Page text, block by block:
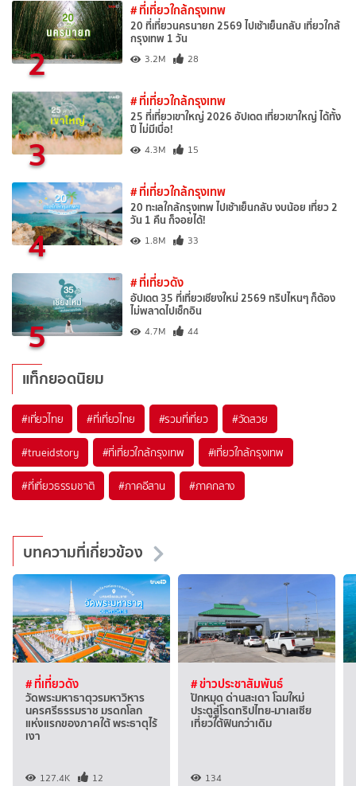
2
# ที่เที่ยวใกล้กรุงเทพ
20 ที่เที่ยวนครนายก 2569 ไปเช้าเย็นกลับ เที่ยวใกล้
กรุงเทพ 1 วัน
3.2M 28
3
# ที่เที่ยวใกล้กรุงเทพ
25 ที่เที่ยวเขาใหญ่ 2026 อัปเดต เที่ยวเขาใหญ่ ได้ทั้ง
ปี ไม่มีเบื่อ!
4.3M 15
4
# ที่เที่ยวใกล้กรุงเทพ
20 ทะเลใกล้กรุงเทพ ไปเช้าเย็นกลับ งบน้อย เที่ยว 2
วัน 1 คืน ก็จอยได้!
1.8M 33
5
# ที่เที่ยวดัง
อัปเดต 35 ที่เที่ยวเชียงใหม่ 2569 ทริปไหนๆ ก็ต้อง
ไม่พลาดไปเช็กอิน
4.7M 44
แท็กยอดนิยม
#เที่ยวไทย #ที่เที่ยวไทย #รวมที่เที่ยว #วัดสวย
#trueidstory #ที่เที่ยวใกล้กรุงเทพ #เที่ยวใกล้กรุงเทพ
#ที่เที่ยวธรรมชาติ #ภาคอีสาน #ภาคกลาง
บทความที่เกี่ยวข้อง
# ที่เที่ยวดัง
วัดพระมหาธาตุวรมหาวิหาร
นครศรีธรรมราช มรดกโลก
แห่งแรกของภาคใต้ พระธาตุไร้
เงา
127.4K 12
# ข่าวประชาสัมพันธ์
ปักหมุด ด่านสะเดา โฉมใหม่
ประตูสู่โรดทริปไทย-มาเลเซีย
เที่ยวใต้ฟินกว่าเดิม
134